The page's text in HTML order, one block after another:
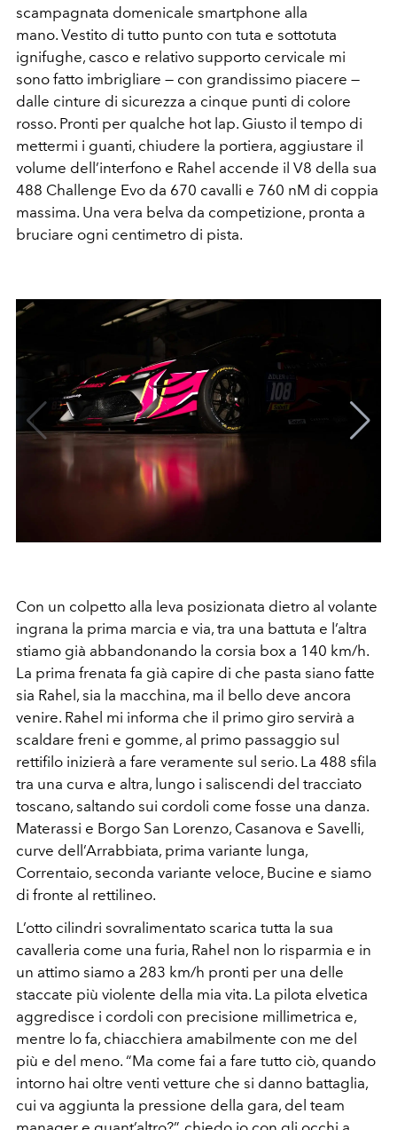
scampagnata domenicale smartphone alla
mano. Vestito di tutto punto con tuta e sottotuta
ignifughe, casco e relativo supporto cervicale mi
sono fatto imbrigliare — con grandissimo piacere —
dalle cinture di sicurezza a cinque punti di colore
rosso. Pronti per qualche hot lap. Giusto il tempo di
mettermi i guanti, chiudere la portiera, aggiustare il
volume dell’interfono e Rahel accende il V8 della sua
488 Challenge Evo da 670 cavalli e 760 nM di coppia
massima. Una vera belva da competizione, pronta a
bruciare ogni centimetro di pista.
Con un colpetto alla leva posizionata dietro al volante
ingrana la prima marcia e via, tra una battuta e l’altra
stiamo già abbandonando la corsia box a 140 km/h.
La prima frenata fa già capire di che pasta siano fatte
sia Rahel, sia la macchina, ma il bello deve ancora
venire. Rahel mi informa che il primo giro servirà a
scaldare freni e gomme, al primo passaggio sul
rettifilo inizierà a fare veramente sul serio. La 488 sfila
tra una curva e altra, lungo i saliscendi del tracciato
toscano, saltando sui cordoli come fosse una danza.
Materassi e Borgo San Lorenzo, Casanova e Savelli,
curve dell’Arrabbiata, prima variante lunga,
Correntaio, seconda variante veloce, Bucine e siamo
di fronte al rettilineo.
L’otto cilindri sovralimentato scarica tutta la sua
cavalleria come una furia, Rahel non lo risparmia e in
un attimo siamo a 283 km/h pronti per una delle
staccate più violente della mia vita. La pilota elvetica
aggredisce i cordoli con precisione millimetrica e,
mentre lo fa, chiacchiera amabilmente con me del
più e del meno. “Ma come fai a fare tutto ciò, quando
intorno hai oltre venti vetture che si danno battaglia,
cui va aggiunta la pressione della gara, del team